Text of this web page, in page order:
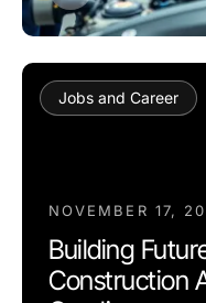
Jobs and Career
NOVEMBER 17,
Building
Construction